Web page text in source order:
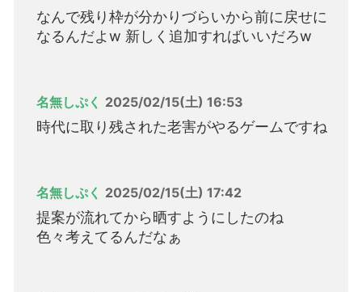
なんで残り枠が分かりづらいから前に戻せに
なるんだよw 新しく追加すればいいだろw
名無しぷく 2025/02/15(土) 16:53
時代に取り残された老害がやるゲームですね
名無しぷく 2025/02/15(土) 17:42
提案が流れてから晒すようにしたのね
色々考えてるんだなぁ